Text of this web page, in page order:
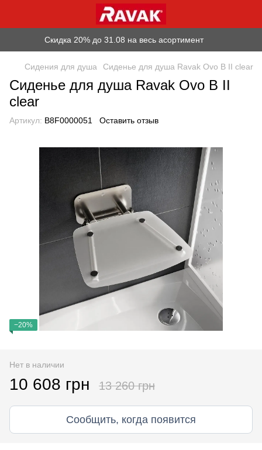
Скидка 20% до 31.08 на весь асортимент
Сидения для душа Сиденье для душа Ravak Ovo B II clear
Сиденье для душа Ravak Ovo B II
clear
Артикул: B8F0000051 Оставить отзыв
−20%
Нет в наличии
10 608 грн 13 260 грн
Сообщить, когда появится